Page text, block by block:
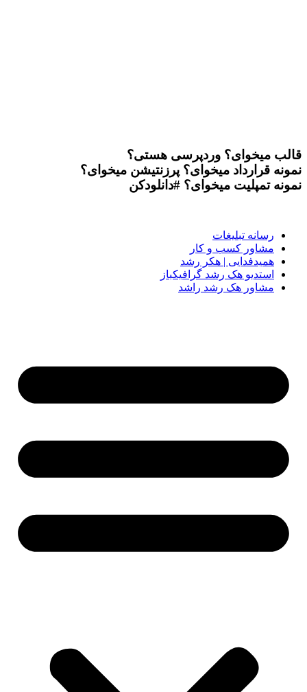
قالب میخوای؟ وردپرسی هستی؟
نمونه قرارداد میخوای؟ پرزنتیشن میخوای؟
نمونه تمپلیت میخوای؟ #دانلودکن
رسانه تبلیغات
مشاور کسب و کار
همیدفدایی | هکر رشد
استدیو هک رشد گرافیکباز
مشاور هک رشد راشد